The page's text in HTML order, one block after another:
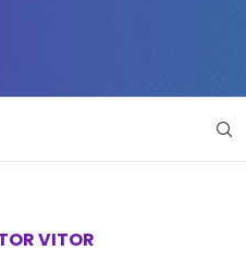
VITOR